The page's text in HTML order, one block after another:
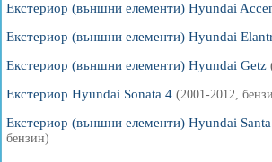
Екстериор (външни елементи) Hyundai
Екстериор (външни елементи) Hyundai
Екстериор (външни елементи) Hyundai Getz
Екстериор Hyundai Sonata 4 (2001-2012,
Екстериор (външни елементи) Hyundai Santa
бензин)